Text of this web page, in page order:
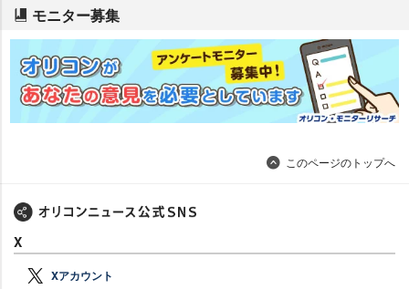
モニター募集
このページのトップへ
X
Xアカウント